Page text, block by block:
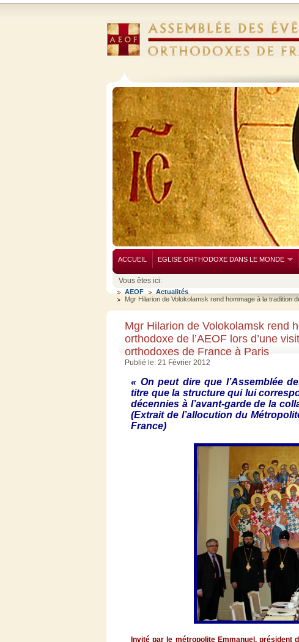
ACCUEIL EGLISE ORTHODOXE DANS LE MONDE
Vous êtes ici:
AEOF
Actualités
Mgr Hilarion de Volokolamsk rend hommage à la tradition
Mgr Hilarion de Volokolamsk rend
orthodoxe de l’AEOF lors d’une
orthodoxes de France à Paris
Publié le: 21 Février 2012
« On peutdire que l’Assemblée
titre quela structure qui lui
décennies à l’avant-gardede la
(Extraitde l’allocution du
France)
Invité par le métropoliteEmmanuel,président